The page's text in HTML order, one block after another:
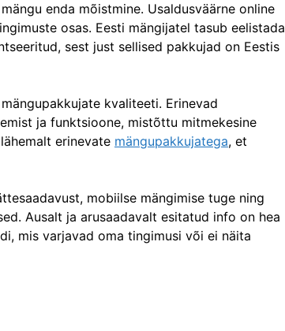
enda mõistmine. Usaldusväärne online
osas. Eesti mängijatel tasub eelistada
sest just sellised pakkujad on Eestis
kvaliteeti. Erinevad
ja funktsioone, mistõttu mitmekesine
erinevate mängupakkujatega, et
mobiilse mängimise tuge ning
Ausalt ja arusaadavalt esitatud info on hea
mis varjavad oma tingimusi või ei näita